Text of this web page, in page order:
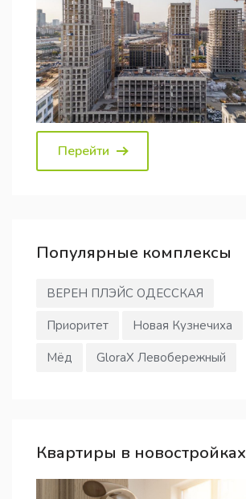
Перейти
Популярные комплексы
ВЕРЕН ПЛЭЙС ОДЕССКАЯ
Приоритет
Новая Кузнечиха
Мёд
GloraX Левобережный
Квартиры в новостройках